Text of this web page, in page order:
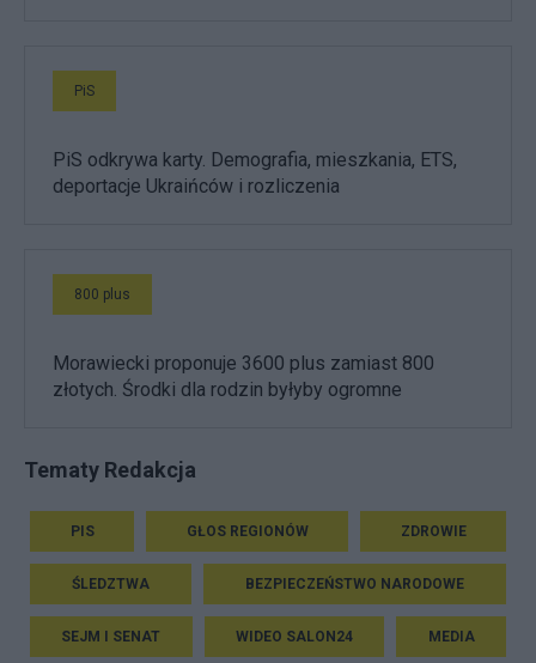
PiS
PiS odkrywa karty. Demografia, mieszkania, ETS,
deportacje Ukraińców i rozliczenia
800 plus
Morawiecki proponuje 3600 plus zamiast 800
złotych. Środki dla rodzin byłyby ogromne
Tematy Redakcja
PIS GŁOS REGIONÓW ZDROWIE
ŚLEDZTWA BEZPIECZEŃSTWO NARODOWE
SEJM I SENAT WIDEO SALON24 MEDIA